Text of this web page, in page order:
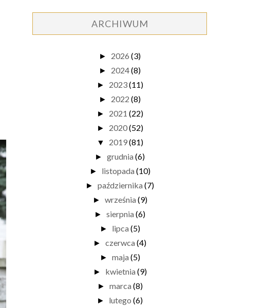
ARCHIWUM
► 2026 (3)
► 2024(8)
► 2023(11)
► 2022 (8)
► 2021 (22)
► 2020(52)
▼ 2019(81)
► grudnia (6)
► listopada (10)
► października (7)
► września (9)
► sierpnia (6)
► lipca (5)
► czerwca (4)
► maja (5)
► kwietnia (9)
► marca (8)
► lutego (6)